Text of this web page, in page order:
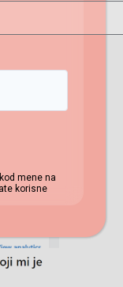
mene na
korisne